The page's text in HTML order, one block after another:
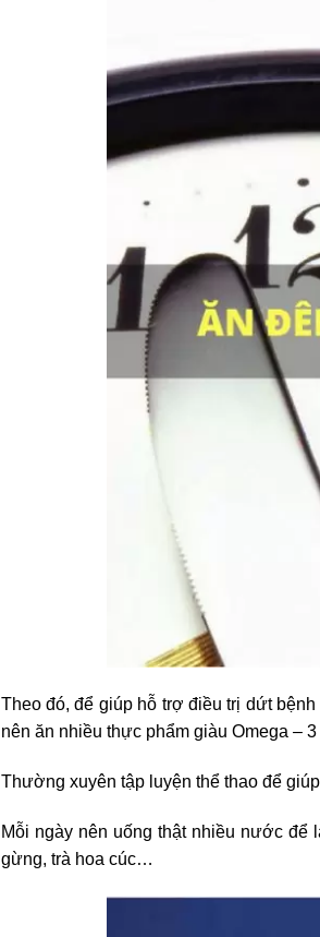
Theo đó, để giúp hỗ trợ điều trị dứt
nên ăn nhiều thực phẩm giàu Omega –
Thường xuyên tập luyện thể thao để
Mỗi ngày nên uống thật nhiều nước để
gừng, trà hoa cúc…